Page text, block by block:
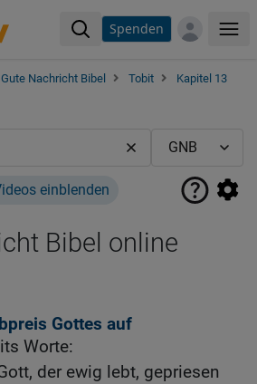
Spenden
Gute Nachricht Bibel Tobit
Kapitel 13
einblenden
Bibel online
Gottes auf
Worte:
der ewig lebt, gepriesen